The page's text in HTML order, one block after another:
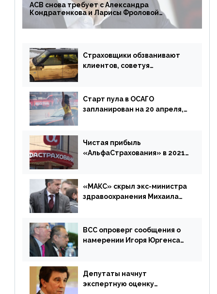
АСВ снова требует с Александра
Кондратенкова и Ларисы Фроловой
возмещения убытков на 1,5 млрд р.
Страховщики обзванивают
клиентов, советуя
Старт пула в ОСАГО
запланирован на 20 апреля,
дублировать [дополнено]
Чистая прибыль
«АльфаСтрахования» в 2021
«МАКС» скрыл экс-министра
здравоохранения Михаила
ВСС опроверг сообщения о
намерении Игоря Юргенса
Депутаты начнут
экспертную оценку